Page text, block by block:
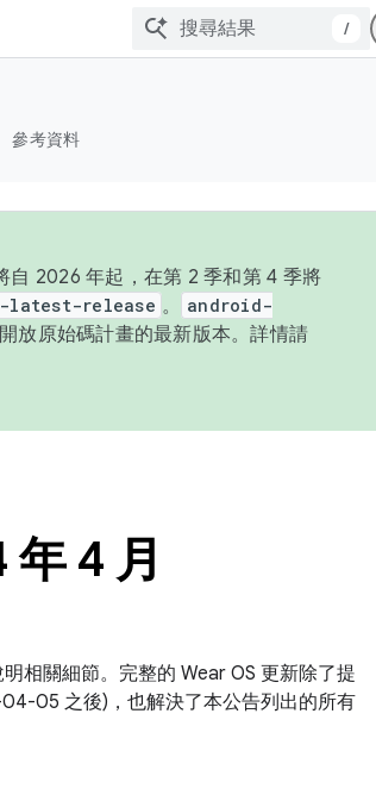
/
參考資料
自 2026 年起，在第 2 季和第 4 季將
latest-release 。
android-
放原始碼計畫的最新版本。詳情請
4 月
相關細節。完整的 Wear OS 更新除了提
05 之後)，也解決了本公告列出的所有